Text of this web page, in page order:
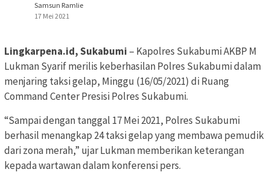
Samsun Ramlie
17 Mei 2021
Lingkarpena.id, Sukabumi – Kapolres Sukabumi AKBP M
Lukman Syarif merilis keberhasilan Polres Sukabumi dalam
menjaring taksi gelap, Minggu (16/05/2021) di Ruang
Command Center Presisi Polres Sukabumi.
“Sampai dengan tanggal 17 Mei 2021, Polres Sukabumi
berhasil menangkap 24 taksi gelap yang membawa pemudik
dari zona merah,” ujar Lukman memberikan keterangan
kepada wartawan dalam konferensi pers.